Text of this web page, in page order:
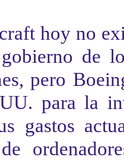
hoyno
de
, pero
UU. para la
gastos